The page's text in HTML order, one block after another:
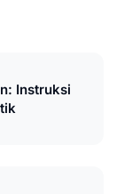
Instruksi